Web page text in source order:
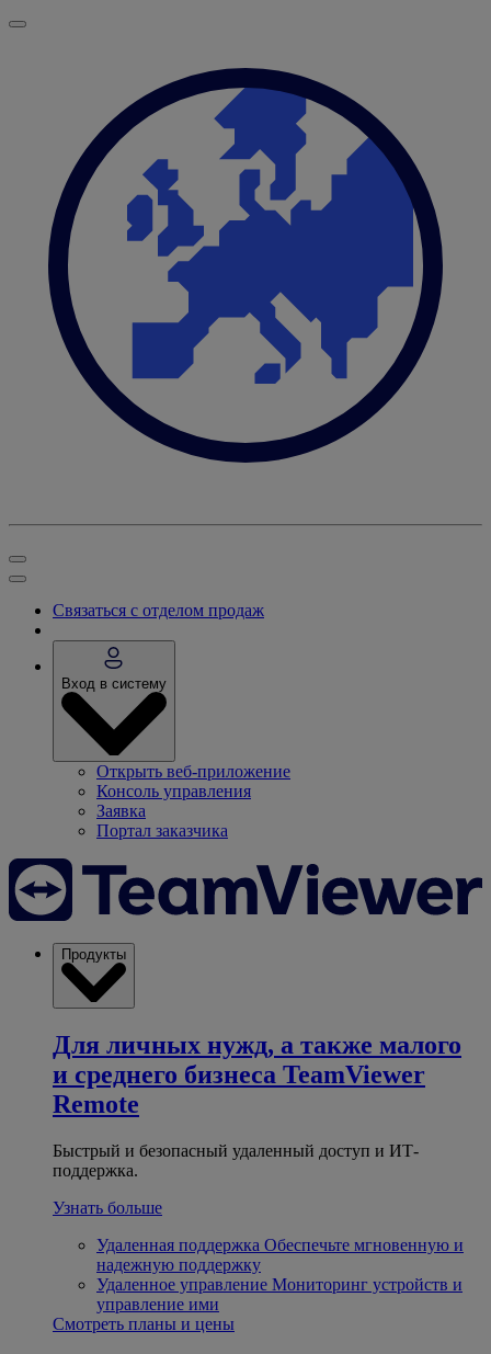
Связаться с отделом продаж
Вход в систему
Открыть веб-приложение
Консоль управления
Заявка
Портал заказчика
Продукты
Для личных нужд, а также малого
и среднего бизнеса TeamViewer
Remote
Быстрый и безопасный удаленный доступ и ИТ-
поддержка.
Узнать больше
Удаленная поддержка Обеспечьте мгновенную и
надежную поддержку
Удаленное управление Мониторинг устройств и
управление ими
Смотреть планы и цены